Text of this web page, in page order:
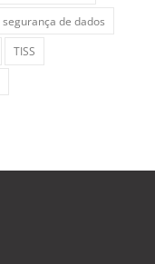
segurança de dados
TISS